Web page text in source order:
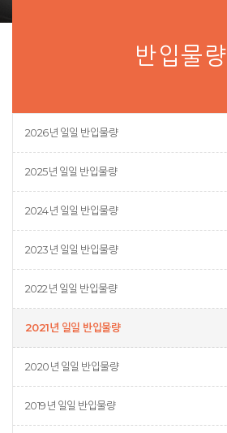
반입물량
2026년 일일 반입물량
2025년 일일 반입물량
2024년 일일 반입물량
2023년 일일 반입물량
2022년 일일 반입물량
2021년 일일 반입물량
2020년 일일 반입물량
2019년 일일 반입물량